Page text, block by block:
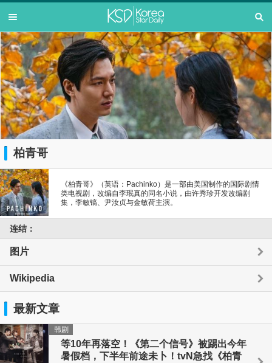
柏青哥
《柏青哥》（英语：Pachinko）是一部由美国制作的国际剧情
类电视剧，改编自李珉真的同名小说，由许秀珍开发改编剧
集，李敏镐、尹汝贞与金敏荷主演。
连结：
图片
Wikipedia
最新文章
等10年再落空！《第二个信号》被踢出今年
暑假档，下半年前途未卜！tvN急找《柏青
韩剧